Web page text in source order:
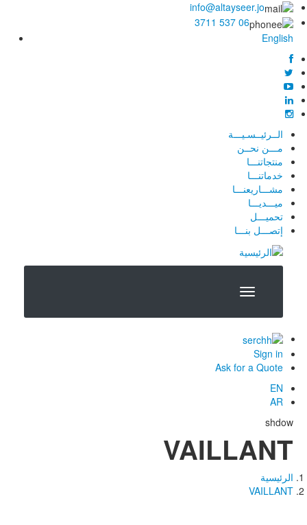
info@altayseer.jo
06 537 3711
English
الــرئيــسـيـــة
مـــن نحــن
منتجاتنـــا
خدماتنـــا
مشـــاريعنـــا
ميـــديـــا
تحميـــل
إتصـــل بنـــا
Sign in
Ask for a Quote
EN
AR
shdow
VAILLANT
مسار
الرئيسية
VAILLANT